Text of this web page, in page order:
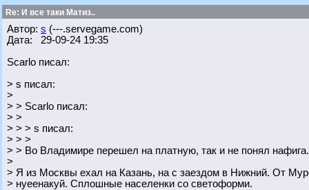
Re: И все таки Матиз..
Автор: s (---.servegame.com)
Дата: 29-09-24 19:35
Scarlo писал:
> s писал:
>
> > Scarlo писал:
> >
> > > s писал:
> > >
> > Во Владимире перешел на платную, так и не понял
>
> Я из Москвы ехал на Казань, на с заездом в Нижний. От
> нуеенакуй. Сплошные населенки со светоформи.